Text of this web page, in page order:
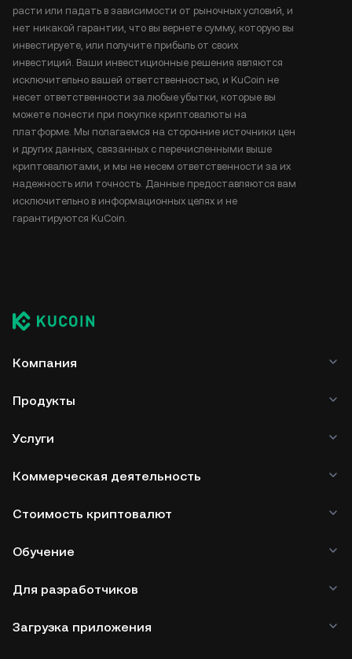
расти или падать в зависимости от рыночных условий, и
нет никакой гарантии, что вы вернете сумму, которую вы
инвестируете, или получите прибыль от своих
инвестиций. Ваши инвестиционные решения являются
исключительно вашей ответственностью, и KuCoin не
несет ответственности за любые убытки, которые вы
можете понести при покупке криптовалюты на
платформе. Мы полагаемся на сторонние источники цен
и других данных, связанных с перечисленными выше
криптовалютами, и мы не несем ответственности за их
надежность или точность. Данные предоставляются вам
исключительно в информационных целях и не
гарантируются KuCoin.
Компания
Продукты
Услуги
Коммерческая деятельность
Стоимость криптовалют
Обучение
Для разработчиков
Загрузка приложения